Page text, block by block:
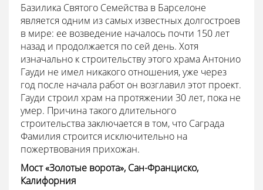
Базилика Святого Семейства в Барселоне
является одним из самых известных долгостроев
в мире: ее возведение началось почти 150 лет
назад и продолжается по сей день. Хотя
изначально к строительству этого храма Антонио
Гауди не имел никакого отношения, уже через
год после начала работ он возглавил этот проект.
Гауди строил храм на протяжении 30 лет, пока не
умер. Причина такого длительного
строительства заключается в том, что Саграда
Фамилия строится исключительно на
пожертвования прихожан.
Мост «Золотые ворота», Сан-Франциско,
Калифорния